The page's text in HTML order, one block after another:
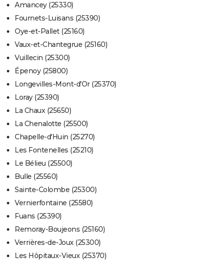
Amancey (25330)
Fournets-Luisans (25390)
Oye-et-Pallet (25160)
Vaux-et-Chantegrue (25160)
Vuillecin (25300)
Épenoy (25800)
Longevilles-Mont-d'Or (25370)
Loray (25390)
La Chaux (25650)
La Chenalotte (25500)
Chapelle-d'Huin (25270)
Les Fontenelles (25210)
Le Bélieu (25500)
Bulle (25560)
Sainte-Colombe (25300)
Vernierfontaine (25580)
Fuans (25390)
Remoray-Boujeons (25160)
Verrières-de-Joux (25300)
Les Hôpitaux-Vieux (25370)